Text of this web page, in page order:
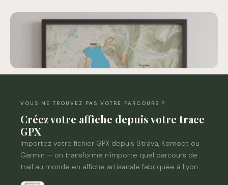
VOUS NE TROUVEZ PAS VOTRE PARCOURS ?
Créez votre affiche depuis votre trace
GPX
Importez votre fichier GPX depuis Strava, Komoot ou
Garmin — on transforme n'importe quel parcours de
trail au monde en affiche artisanale fabriquée à Lyon.